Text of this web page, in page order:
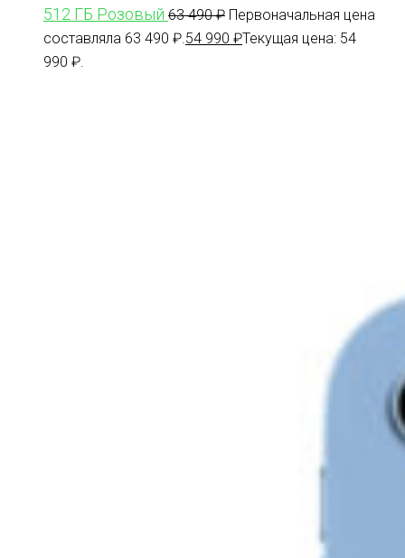
512 ГБ Розовый 63 490₽ Первоначальная цена
составляла 63 490 ₽. 54 990 ₽Текущая цена: 54
990 ₽.